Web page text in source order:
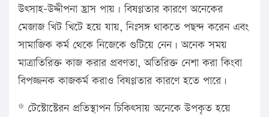
উৎসাহ-উদ্দীপনা হ্রাস পায়। বিষণ্ণতার কারণে অনেকের
মেজাজ খিট খিটে হয়ে যায়, নিঃসঙ্গ থাকতে পছন্দ করেন এবং
সামাজিক কর্ম থেকে নিজেকে গুটিয়ে নেন। অনেক সময়
মাত্রাতিরিক্ত কাজ করার প্রবণতা, অতিরিক্ত নেশা করা কিংবা
বিপজ্জনক কাজকর্ম করাও বিষণ্ণতার কারণে হতে পারে।
* টেস্টোস্টেরন প্রতিস্থাপন চিকিৎসায় অনেকে উপকৃত হয়ে